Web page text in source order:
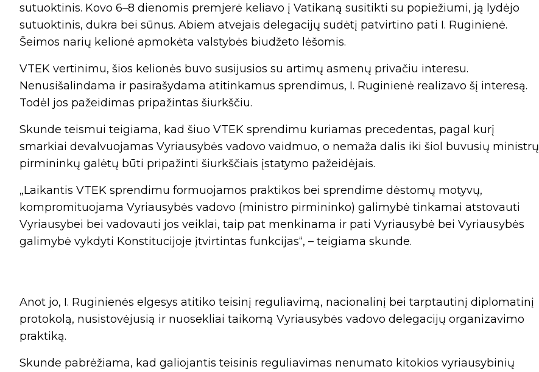
sutuoktinis. Kovo 6–8 dienomis premjerė keliavo į Vatikaną susitikti su popiežiumi, ją lydėjo
sutuoktinis, dukra bei sūnus. Abiem atvejais delegacijų sudėtį patvirtino pati I. Ruginienė.
Šeimos narių kelionė apmokėta valstybės biudžeto lėšomis.
VTEK vertinimu, šios kelionės buvo susijusios su artimų asmenų privačiu interesu.
Nenusišalindama ir pasirašydama atitinkamus sprendimus, I. Ruginienė realizavo šį interesą.
Todėl jos pažeidimas pripažintas šiurkščiu.
Skunde teismui teigiama, kad šiuo VTEK sprendimu kuriamas precedentas, pagal kurį
smarkiai devalvuojamas Vyriausybės vadovo vaidmuo, o nemaža dalis iki šiol buvusių ministrų
pirmininkų galėtų būti pripažinti šiurkščiais įstatymo pažeidėjais.
„Laikantis VTEK sprendimu formuojamos praktikos bei sprendime dėstomų motyvų,
kompromituojama Vyriausybės vadovo (ministro pirmininko) galimybė tinkamai atstovauti
Vyriausybei bei vadovauti jos veiklai, taip pat menkinama ir pati Vyriausybė bei Vyriausybės
galimybė vykdyti Konstitucijoje įtvirtintas funkcijas“, – teigiama skunde.
Anot jo, I. Ruginienės elgesys atitiko teisinį reguliavimą, nacionalinį bei tarptautinį diplomatinį
protokolą, nusistovėjusią ir nuosekliai taikomą Vyriausybės vadovo delegacijų organizavimo
praktiką.
Skunde pabrėžiama, kad galiojantis teisinis reguliavimas nenumato kitokios vyriausybinių